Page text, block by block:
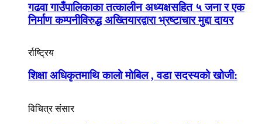
गढवा गाउँपालिकाका तत्कालीन अध्यक्षसहित ५ जना र एक
निर्माण कम्पनीविरुद्ध अख्तियारद्वारा भ्रष्टाचार मुद्दा दायर
र्राष्ट्रिय
शिक्षा अधिकृतमाथि कालो मोबिल , वडा सदस्यको खोजी:
विचित्र संसार